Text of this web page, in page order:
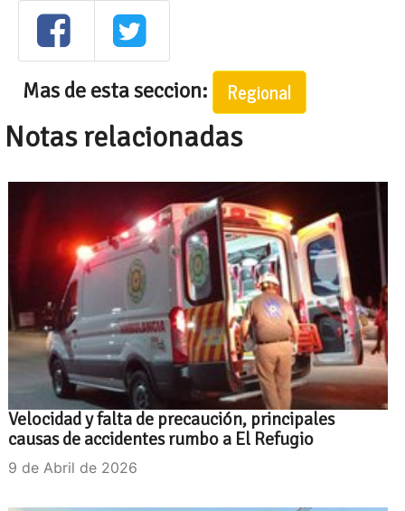
Mas de esta seccion: Regional
Notas relacionadas
Velocidad y falta de precaución, principales
causas de accidentes rumbo a El Refugio
9 de Abril de 2026